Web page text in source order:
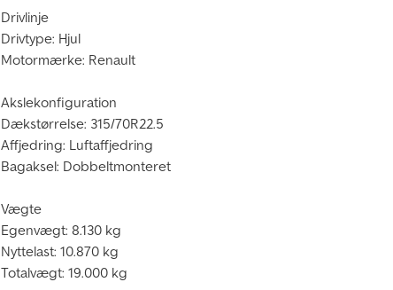
Drivlinje
Drivtype: Hjul
Motormærke: Renault
Akslekonfiguration
Dækstørrelse: 315/70R22.5
Affjedring: Luftaffjedring
Bagaksel: Dobbeltmonteret
Vægte
Egenvægt: 8.130 kg
Nyttelast: 10.870 kg
Totalvægt: 19.000 kg